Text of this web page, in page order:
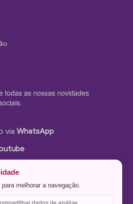
todas as nossas novidades
viaWhatsApp
Instagram
Twitter
melhorar a navegação.